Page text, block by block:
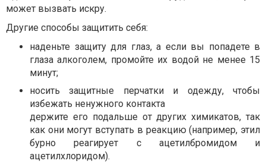
может вызвать искру.
Другие способы защитить себя:
наденьте защиту для глаз, а если вы попадете в
глаза алкоголем, промойте их водой не менее 15
минут;
носить защитные перчатки и одежду, чтобы
избежать ненужного контакта
держите его подальше от других химикатов, так
как они могут вступать в реакцию (например, этил
бурно реагирует с ацетилбромидом и
ацетилхлоридом).